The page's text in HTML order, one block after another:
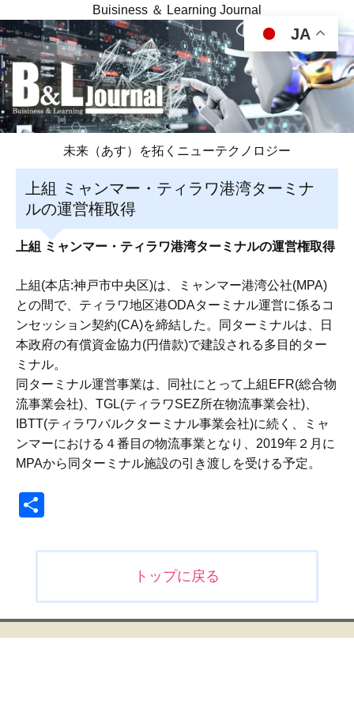
Buisiness ＆ Learning Journal
未来（あす）を拓くニューテクノロジー
上組 ミャンマー・ティラワ港湾ターミナ
ルの運営権取得
上組 ミャンマー・ティラワ港湾ターミナルの運営権取得
上組(本店:神戸市中央区)は、ミャンマー港湾公社(MPA)
との間で、ティラワ地区港ODAターミナル運営に係るコ
ンセッション契約(CA)を締結した。同ターミナルは、日
本政府の有償資金協力(円借款)で建設される多目的ター
ミナル。
同ターミナル運営事業は、同社にとって上組EFR(総合物
流事業会社)、TGL(ティラワSEZ所在物流事業会社)、
IBTT(ティラワバルクターミナル事業会社)に続く、ミャ
ンマーにおける４番目の物流事業となり、2019年２月に
MPAから同ターミナル施設の引き渡しを受ける予定。
ビ
ゲ
トップに戻る
JA